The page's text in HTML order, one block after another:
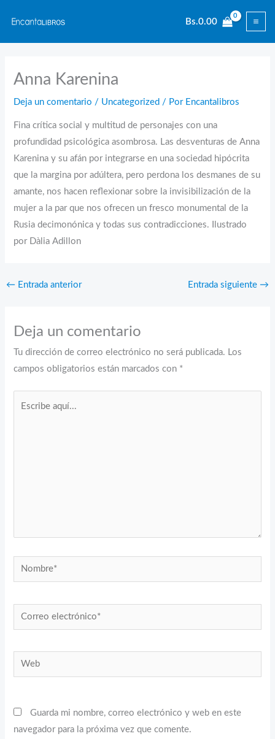
contenido
Bs.0.00
Anna Karenina
Deja un comentario / Uncategorized / Por Encantalibros
Fina crítica social y multitud de personajes con una
profundidad psicológica asombrosa. Las desventuras de Anna
Karenina y su afán por integrarse en una sociedad hipócrita
que la margina por adúltera, pero perdona los desmanes de su
amante, nos hacen reflexionar sobre la invisibilización de la
mujer a la par que nos ofrecen un fresco monumental de la
Rusia decimonónica y todas sus contradicciones. Ilustrado
por Dàlia Adillon
← Entrada anterior Entrada siguiente →
Deja un comentario
Tu dirección de correo electrónico no será publicada. Los
campos obligatorios están marcados con *
Nombre*
Correo
electrónico*
Web
Guarda mi nombre, correo electrónico y web en este
navegador para la próxima vez que comente.